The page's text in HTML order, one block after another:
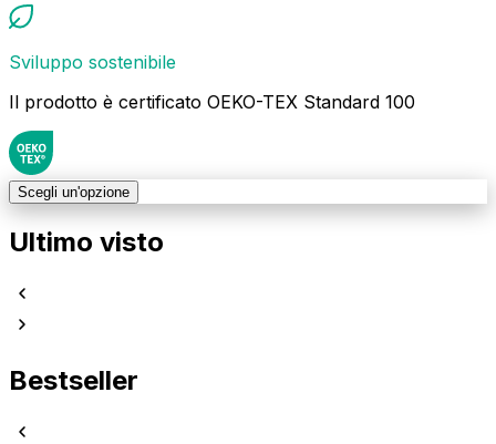
Sviluppo sostenibile
Il prodotto è certificato OEKO-TEX Standard 100
Scegli un'opzione
Ultimo visto
Bestseller